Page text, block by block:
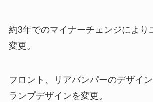
約3年でのマイナーチェンジにより
変更。
フロント、リアバンパーのデザイ
ランプデザインを変更。